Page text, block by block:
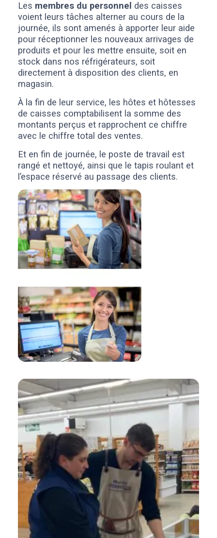
Les membres du personnel des caisses
voient leurs tâches alterner au cours de la
journée, ils sont amenés à apporter leur aide
pour réceptionner les nouveaux arrivages de
produits et pour les mettre ensuite, soit en
stock dans nos réfrigérateurs, soit
directement à disposition des clients, en
magasin.
À la fin de leur service, les hôtes et hôtesses
de caisses comptabilisent la somme des
montants perçus et rapprochent ce chiffre
avec le chiffre total des ventes.
Et en fin de journée, le poste de travail est
rangé et nettoyé, ainsi que le tapis roulant et
l’espace réservé au passage des clients.